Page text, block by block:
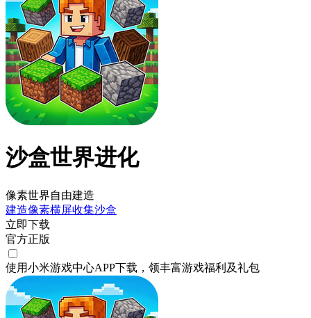
沙盒世界进化
像素世界自由建造
建造像素横屏收集沙盒
立即下载
官方正版
使用小米游戏中心APP下载 ，领丰富游戏福利 及礼包